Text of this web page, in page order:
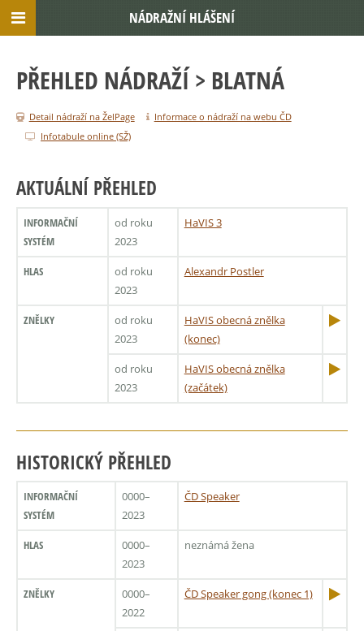
PŘEHLED NÁDRAŽÍ > BLATNÁ
Detail nádraží na ŽelPage
Informace o nádraží na webu ČD
Infotabule online (SŽ)
AKTUÁLNÍ PŘEHLED
INFORMAČNÍ
SYSTÉM
od roku
2023
HaVIS 3
HLAS
od roku
2023
Alexandr Postler
ZNĚLKY
od roku
2023
HaVIS obecná znělka
(konec)
od roku
2023
HaVIS obecná znělka
(začátek)
HISTORICKÝ PŘEHLED
INFORMAČNÍ
SYSTÉM
0000–
2023
ČD Speaker
HLAS
0000–
2023
neznámá žena
ZNĚLKY
0000–
2022
ČD Speaker gong (konec 1)
NÁDRAŽNÍ HLÁŠENÍ